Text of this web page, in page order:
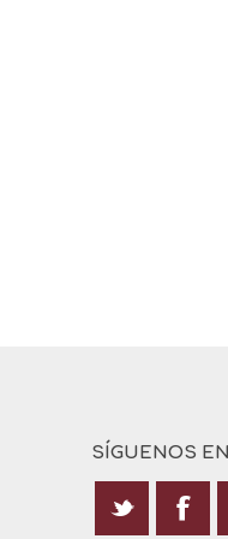
SÍGUENOS EN